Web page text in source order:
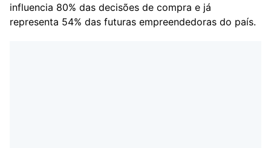
influencia 80% das decisões de compra e já
representa 54% das futuras empreendedoras do país.